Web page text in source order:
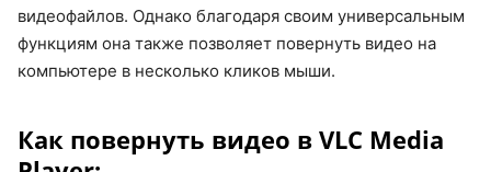
видеофайлов. Однако благодаря своим универсальным
функциям она также позволяет повернуть видео на
компьютере в несколько кликов мыши.
Как повернуть видео в VLC Media